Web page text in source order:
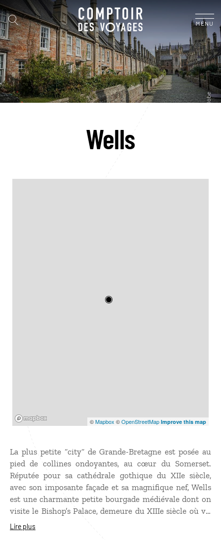
MENU
Wells
©Mapbox ©OpenStreetMap Improve this map
La plus petite “city“ de Grande-Bretagne est posée au
pied de collines ondoyantes, au cœur du Somerset.
Réputée pour sa cathédrale gothique du XIIe siècle,
avec son imposante façade et sa magnifique nef, Wells
est une charmante petite bourgade médiévale dont on
visite le Bishop’s Palace, demeure du XIIIe siècle où vit
toujours l'évêque de Bath et Wells. La ville est
Lire plus